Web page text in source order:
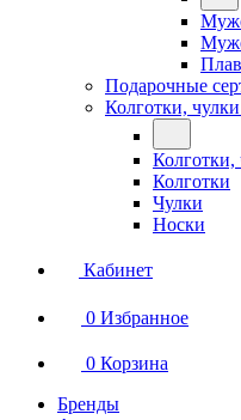
Подарочные
Колготки,
Колготки,
Колготки
Чулки
Носки
Кабинет
0 Избранное
0 Корзина
Бренды